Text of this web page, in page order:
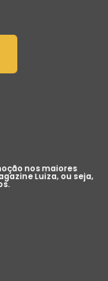
nos maiores
Luiza, ou seja,